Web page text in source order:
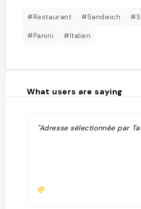
#Restaurant #Sandwich
#Panini #Italien
What users are saying
"Adresse sélectionnée par
@